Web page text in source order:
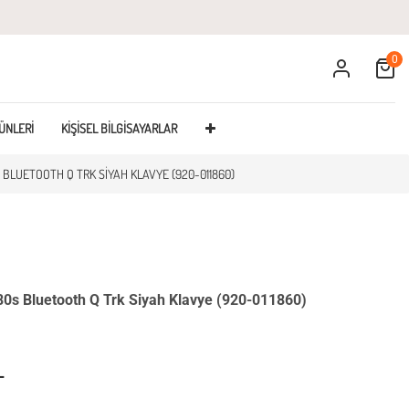
KIŞISEL BILGISAYARLAR
Cart
0
Q TRK SIYAH KLAVYE (920-011860)
Bluetooth Q Trk Siyah Klavye (920-011860)